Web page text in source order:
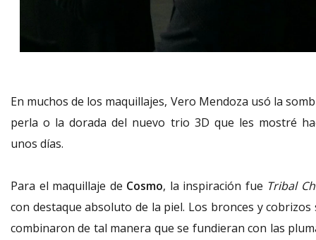
En muchos de los maquillajes, Vero Mendoza usó la
perla o la dorada del nuevo trio 3D que les mostré
unos días.
Para el maquillaje de Cosmo, la inspiración fue Tribal
con destaque absoluto de la piel. Los bronces y cobrizos
combinaron de tal manera que se fundieran con las